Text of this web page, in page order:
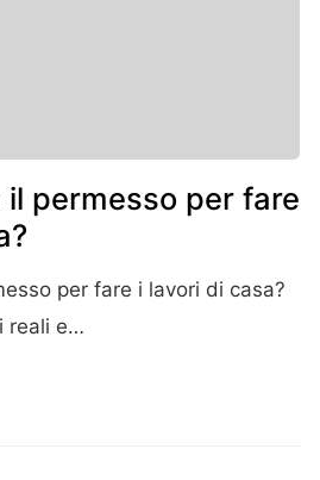
permesso per fare
per fare i lavori di casa?
reali e…